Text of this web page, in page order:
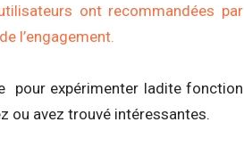
ont recommandées par
l’engagement.
pour expérimenter ladite fonction
ou avez trouvé intéressantes.